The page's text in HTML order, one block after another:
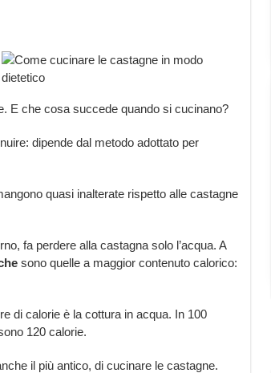
E che cosa succede quando si cucinano?
dipende dal metodo adottato per
quasi inalterate rispetto alle castagne
fa perdere alla castagna solo l’acqua. A
sono quelle a maggior contenuto calorico:
di calorie è la cottura in acqua. In 100
120 calorie.
il più antico, di cucinare le castagne.